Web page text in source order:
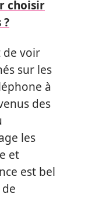
choisir
de voir
sur les
à
des
les
et
est bel